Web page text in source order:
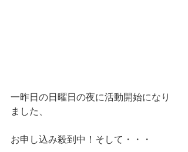
一昨日の日曜日の夜に活動開始になり
ました、
お申し込み殺到中！そして・・・